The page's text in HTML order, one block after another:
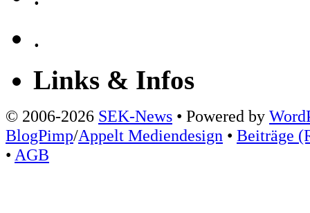
.
Links & Infos
© 2006-2026 SEK-News • Powered by
BlogPimp/Appelt Mediendesign • Beiträge
• AGB